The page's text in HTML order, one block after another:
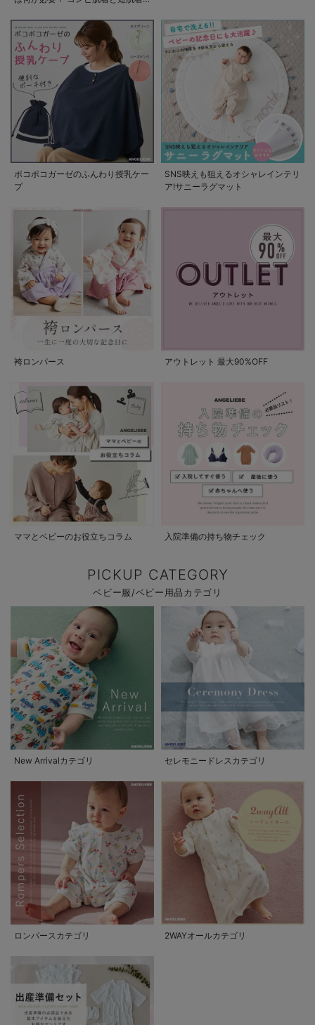
ポコポコガーゼのふんわり授乳ケー
プ
SNS映えも狙えるオシャレインテリ
ア!サニーラグマット
袴ロンパース アウトレット 最大90%OFF
ママとベビーのお役立ちコラム 入院準備の持ち物チェック
PICKUP CATEGORY
ベビー服/ベビー用品カテゴリ
New Arrivalカテゴリ セレモニードレスカテゴリ
ロンパースカテゴリ 2WAYオールカテゴリ